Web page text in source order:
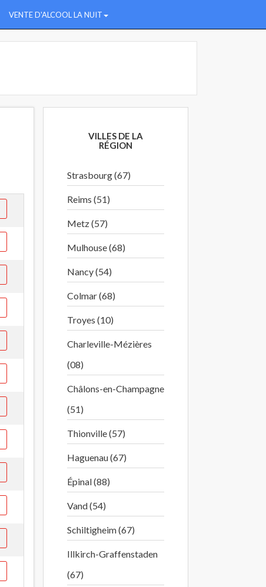
VENTE D'ALCOOL LA NUIT
VILLES DE LA
RÉGION
Strasbourg (67)
Reims (51)
Metz (57)
Mulhouse (68)
Nancy (54)
Colmar (68)
Troyes (10)
Charleville-Mézières
(08)
Châlons-en-Champagne
(51)
Thionville (57)
Haguenau (67)
Épinal (88)
Vand (54)
Schiltigheim (67)
Illkirch-Graffenstaden
(67)